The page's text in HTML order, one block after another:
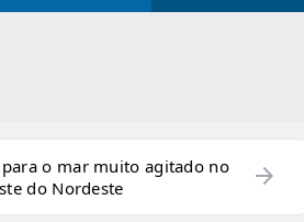
para o mar muito agitado no
do Nordeste
arrow_forward